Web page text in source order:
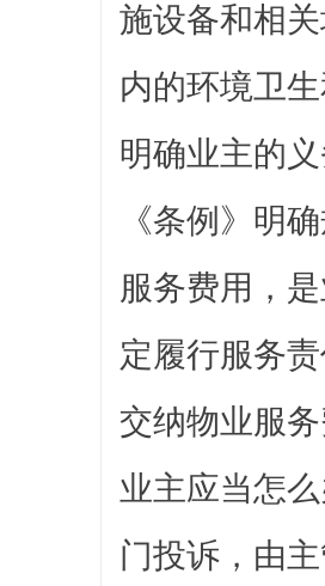
施设备和相
内的环境卫
明确业主的
《条例》明
服务费用，
定履行服务
交纳物业服
业主应当怎
门投诉，由